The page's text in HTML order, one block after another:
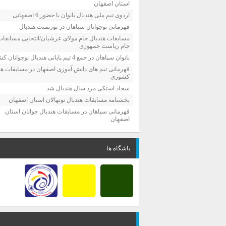
استان اصفهان
اردوی تیم ملی هندبال بانوان با حضور 6 اصفهانی
قهرمانی نوجوانان سپاهان در تورنمنت هندبال
مسابقات هندبال جام مولای عرشیان/انتخابی
جام ریاست جمهوری
بانوان سپاهان در جمع 4 تیم پایانی هندبال نوجوانان کشور
قهرمانی تیم های دانش آموزی اصفهان در مسابقات
کشوری
سجاد استکی مرد سال هندبال شد
بخشنامه مسابقات هندبال نونهالان استان اصفهان
قهرمانی سپاهان در مسابقات هندبال جوانان استان
اصفهان
باشگاه ها